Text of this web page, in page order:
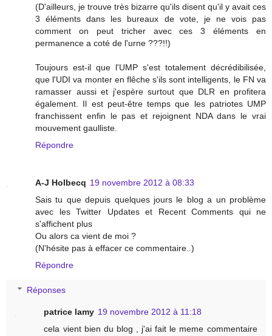
(D'ailleurs, je trouve très bizarre qu'ils disent qu'il y avait ces
3 éléments dans les bureaux de vote, je ne vois pas
comment on peut tricher avec ces 3 éléments en
permanence a coté de l'urne ???!!)
Toujours est-il que l'UMP s'est totalement décrédibilisée,
que l'UDI va monter en flêche s'ils sont intelligents, le FN va
ramasser aussi et j'espère surtout que DLR en profitera
également. Il est peut-être temps que les patriotes UMP
franchissent enfin le pas et rejoignent NDA dans le vrai
mouvement gaulliste.
Répondre
A-J Holbecq 19 novembre 2012 à 08:33
Sais tu que depuis quelques jours le blog a un problème
avec les Twitter Updates et Recent Comments qui ne
s'affichent plus
Ou alors ca vient de moi ?
(N'hésite pas à effacer ce commentaire..)
Répondre
Réponses
patrice lamy 19 novembre 2012 à 11:18
cela vient bien du blog , j'ai fait le meme commentaire